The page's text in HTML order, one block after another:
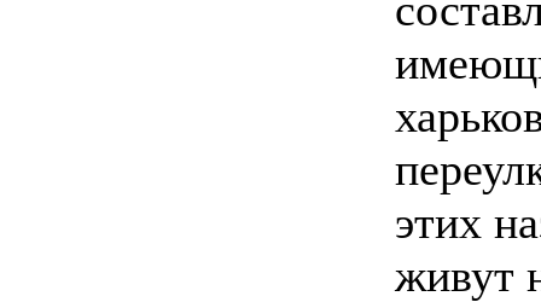
этих
живут